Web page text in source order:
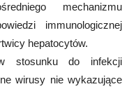
mechanizmu
immunologicznej
hepatocytów.
stosunku do infekcji
wirusy nie wykazujące